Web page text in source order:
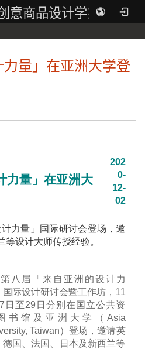
意商品设计学系
量」在亚洲大学登
力量」在亚洲大
202
0-
12-
02
力量」国际研讨会登场，邀
设计大师传授经验。
第八届「来自亚洲的设计力
国际设计研讨会暨工作坊，11
日至29日分别在国立公共资
书馆及亚洲大学（Asia
Taiwan）登场，邀请英
德国、法国、日本及新西兰等